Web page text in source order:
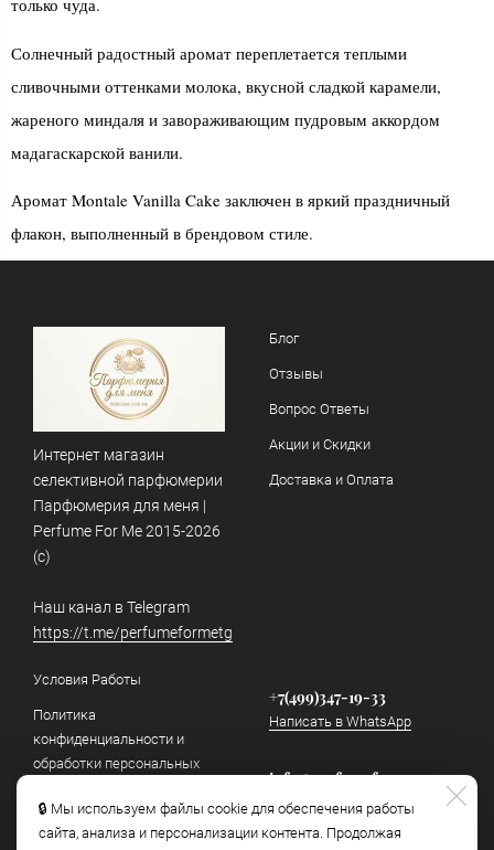
Солнечный радостный аромат переплетается теплыми
сливочными оттенками молока, вкусной сладкой карамели,
жареного миндаля и завораживающим пудровым аккордом
мадагаскарской ванили.
Аромат Montale Vanilla Cake заключен в яркий праздничный
флакон, выполненный в брендовом стиле.
🔒 Мы используем файлы cookie для обеспечения работы
сайта, анализа и персонализации контента. Продолжая
Интернет магазин
селективной парфюмерии
Парфюмерия для меня |
Perfume For Me 2015-2026
(c)
Наш канал в Telegram
https://t.me/perfumeformetg
Блог
Отзывы
Вопрос Ответы
Акции и Скидки
Доставка и Оплата
Условия Работы
Политика
конфиденциальности и
обработки персональных
Как отличить подделку
+7(499)347-19-33
Написать в WhatsApp
info@perfumeforme.ru
Написать в Telegram